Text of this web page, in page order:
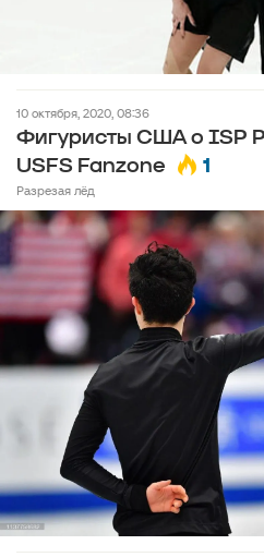
10 октября, 2020, 08:36
Фигуристы США о ISP
USFS Fanzone
1
Разрезая лёд